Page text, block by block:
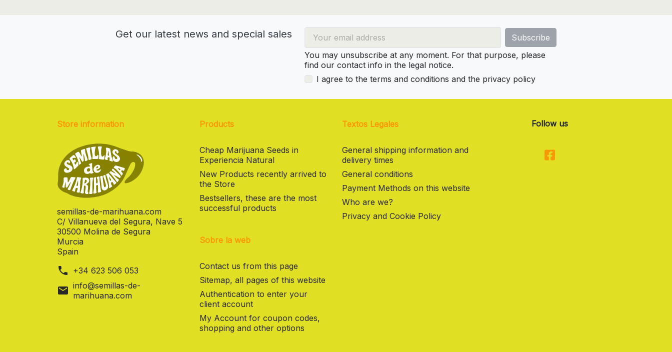
Get our latest news and special sales
You may unsubscribe at any moment. For that purpose, please
find our contact info in the legal notice.
I agree to the terms and conditions and the privacy policy
Store information
semillas-de-marihuana.com
C/ Villanueva del Segura, Nave 5
30500 Molina de Segura
Murcia
Spain
phone +34 623 506 053
mail info@semillas-de-
marihuana.com
Products
Cheap Marijuana Seeds in
Experiencia Natural
New Products recently arrived to
the Store
Bestsellers, these are the most
successful products
Sobre la web
Contact us from this page
Sitemap, all pages of this website
Authentication to enter your
client account
My Account for coupon codes,
shopping and other options
Textos Legales
General shipping information and
delivery times
General conditions
Payment Methods on this website
Who are we?
Privacy and Cookie Policy
Follow us